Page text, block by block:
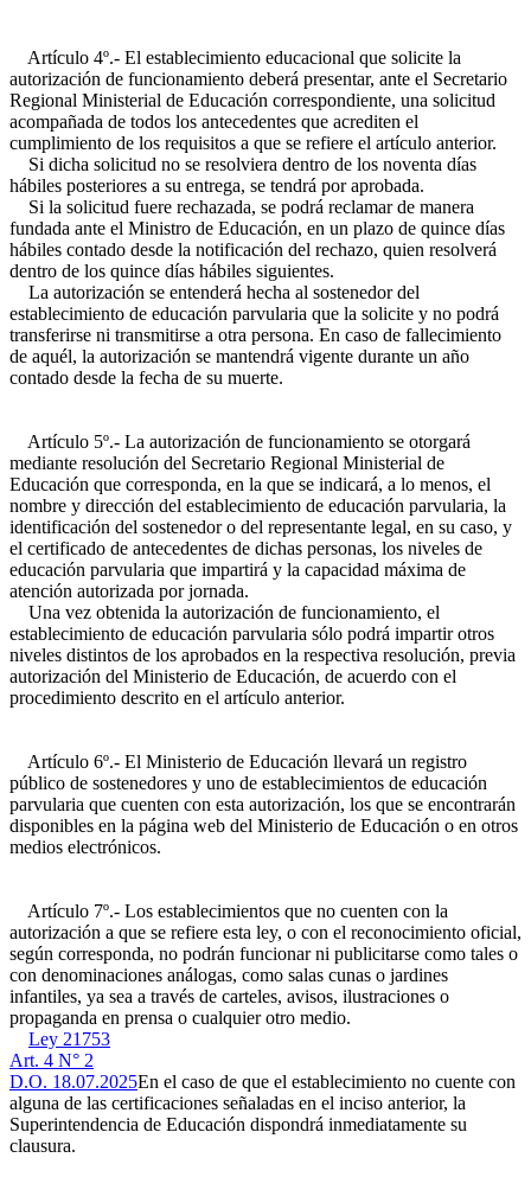
Artículo 4º.- El establecimiento educacional que solicite la
autorización de funcionamiento deberá presentar, ante el Secretario
Regional Ministerial de Educación correspondiente, una solicitud
acompañada de todos los antecedentes que acrediten el
cumplimiento de los requisitos a que se refiere el artículo anterior.
Si dicha solicitud no se resolviera dentro de los noventa días
hábiles posteriores a su entrega, se tendrá por aprobada.
Si la solicitud fuere rechazada, se podrá reclamar de manera
fundada ante el Ministro de Educación, en un plazo de quince días
hábiles contado desde la notificación del rechazo, quien resolverá
dentro de los quince días hábiles siguientes.
La autorización se entenderá hecha al sostenedor del
establecimiento de educación parvularia que la solicite y no podrá
transferirse ni transmitirse a otra persona. En caso de fallecimiento
de aquél, la autorización se mantendrá vigente durante un año
contado desde la fecha de su muerte.
Artículo 5º.- La autorización de funcionamiento se otorgará
mediante resolución del Secretario Regional Ministerial de
Educación que corresponda, en la que se indicará, a lo menos, el
nombre y dirección del establecimiento de educación parvularia, la
identificación del sostenedor o del representante legal, en su caso, y
el certificado de antecedentes de dichas personas, los niveles de
educación parvularia que impartirá y la capacidad máxima de
atención autorizada por jornada.
Una vez obtenida la autorización de funcionamiento, el
establecimiento de educación parvularia sólo podrá impartir otros
niveles distintos de los aprobados en la respectiva resolución, previa
autorización del Ministerio de Educación, de acuerdo con el
procedimiento descrito en el artículo anterior.
Artículo 6º.- El Ministerio de Educación llevará un registro
público de sostenedores y uno de establecimientos de educación
parvularia que cuenten con esta autorización, los que se encontrarán
disponibles en la página web del Ministerio de Educación o en otros
medios electrónicos.
Artículo 7º.- Los establecimientos que no cuenten con la
autorización a que se refiere esta ley, o con el reconocimiento oficial,
según corresponda, no podrán funcionar ni publicitarse como tales o
con denominaciones análogas, como salas cunas o jardines
infantiles, ya sea a través de carteles, avisos, ilustraciones o
propaganda en prensa o cualquier otro medio.
Ley 21753
Art. 4 N° 2
D.O. 18.07.2025En el caso de que el establecimiento no cuente con
alguna de las certificaciones señaladas en el inciso anterior, la
Superintendencia de Educación dispondrá inmediatamente su
clausura.